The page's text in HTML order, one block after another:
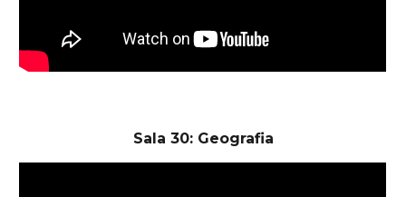
Sala 30: Geografia